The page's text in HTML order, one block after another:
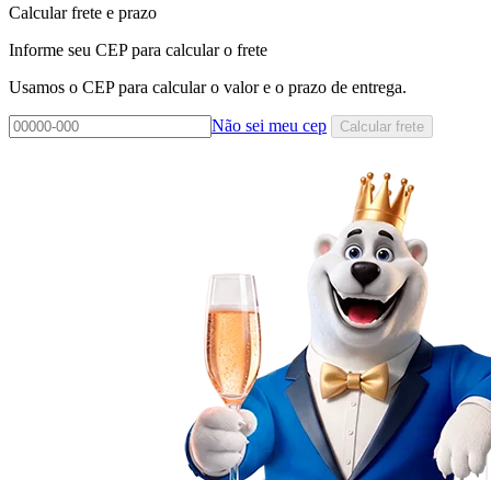
Calcular frete e prazo
Informe seu CEP para calcular o frete
Usamos o CEP para calcular o valor e o prazo de entrega.
Não sei meu cep Calcular frete